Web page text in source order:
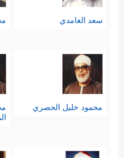
سعد الغامدي
محمود خليل الحصري